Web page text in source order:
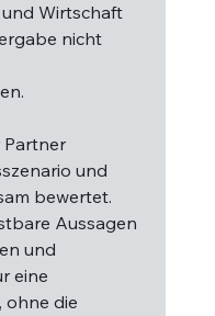
Wirtschaft
nicht
Partner
und
bewertet.
Aussagen
und
eine
ohne die